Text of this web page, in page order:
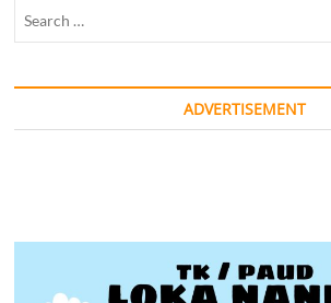
ADVERTISEMENT